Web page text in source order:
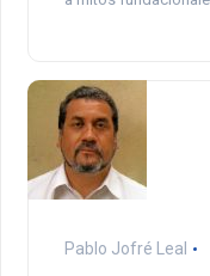
Pablo Jofré Leal